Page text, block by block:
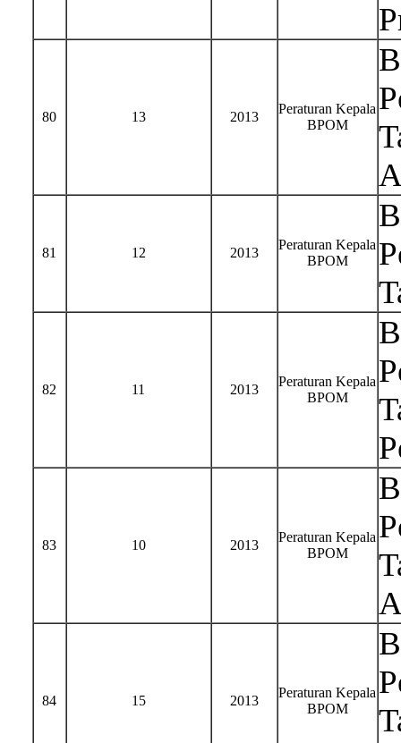
80 13 2013
Peraturan Kepala
BPOM
81 12 2013
Peraturan Kepala
BPOM
82 11 2013
Peraturan Kepala
BPOM
83 10 2013
Peraturan Kepala
BPOM
84 15 2013
Peraturan Kepala
BPOM